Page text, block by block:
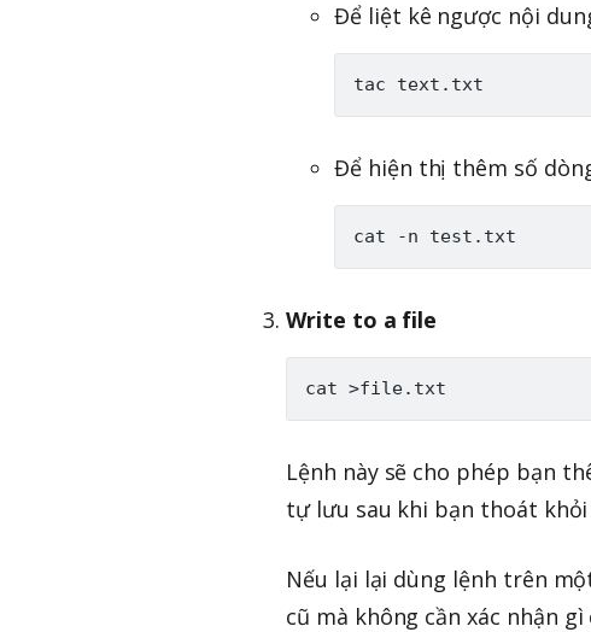
Để liệt kê ngược nội
Để hiện thị thêm số
Write to a file
Lệnh này sẽ cho phép bạn
tự lưu sau khi bạn thoát
Nếu lại lại dùng lệnh trên
cũ mà không cần xác nhận